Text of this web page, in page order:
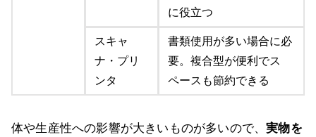
に役立つ
スキャ
ナ・プリ
ンタ
書類使用が多い場合に必
要。複合型が便利でス
ペースも節約できる
体や生産性への影響が大きいものが多いので、実物を